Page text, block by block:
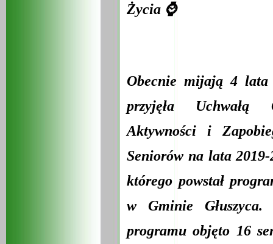
Życia
Obecnie mijają 4 lata
przyjęła Uchwałą
Aktywności i
Seniorów na lata
którego powstał
w Gminie
programu objęto 16